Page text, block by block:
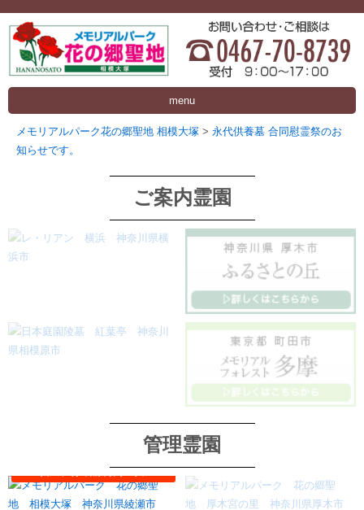
menu
メモリアルパーク花の郷聖地 相模大塚 > 永代供養墓 合同慰霊祭のお
知らせです。
ご案内霊園
管理霊園